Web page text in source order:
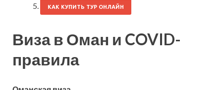
КАК КУПИТЬ ТУР ОНЛАЙН
Виза в Оман и COVID-
правила